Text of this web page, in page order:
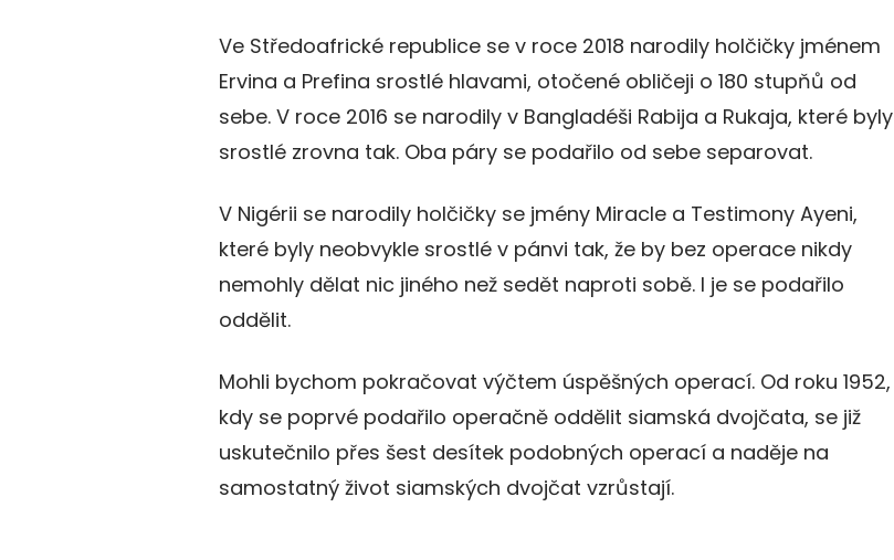
Ve Středoafrické republice se v roce 2018 narodily holčičky jménem
Ervina a Prefina srostlé hlavami, otočené obličeji o 180 stupňů od
sebe. V roce 2016 se narodily v Bangladéši Rabija a Rukaja, které byly
srostlé zrovna tak. Oba páry se podařilo od sebe separovat.
V Nigérii se narodily holčičky se jmény Miracle a Testimony Ayeni,
které byly neobvykle srostlé v pánvi tak, že by bez operace nikdy
nemohly dělat nic jiného než sedět naproti sobě. I je se podařilo
oddělit.
Mohli bychom pokračovat výčtem úspěšných operací. Od roku 1952,
kdy se poprvé podařilo operačně oddělit siamská dvojčata, se již
uskutečnilo přes šest desítek podobných operací a naděje na
samostatný život siamských dvojčat vzrůstají.